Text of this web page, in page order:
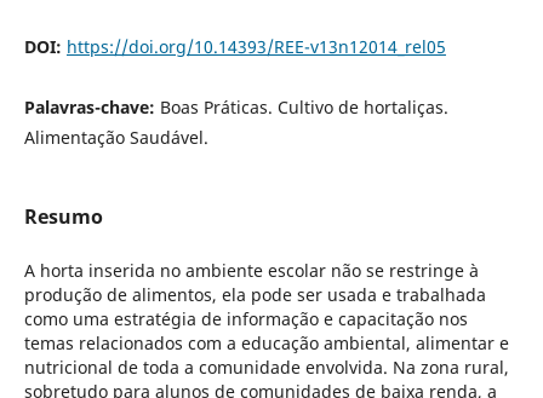
DOI: https://doi.org/10.14393/REE-v13n12014_rel05
Palavras-chave: Boas Práticas. Cultivo de hortaliças.
Alimentação Saudável.
Resumo
A horta inserida no ambiente escolar não se restringe à
produção de alimentos, ela pode ser usada e trabalhada
como uma estratégia de informação e capacitação nos
temas relacionados com a educação ambiental, alimentar e
nutricional de toda a comunidade envolvida. Na zona rural,
sobretudo para alunos de comunidades de baixa renda, a